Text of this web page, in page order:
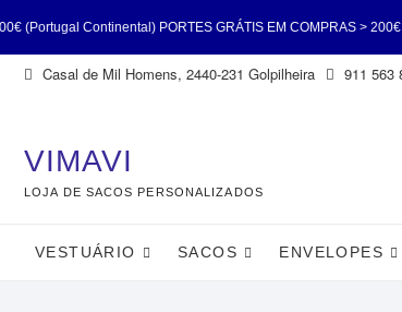
PORTES GRÁTIS EM COMPRAS > 200€ (Portugal
Continental) PORTES GRÁTIS EM COMPRAS > 200€
Skip Casal de Mil Homens, 2440-231 Golpilheira 911 563
VIMAVI
LOJA DE SACOS PERSONALIZADOS
VESTUÁRIO SACOS ENVELOPES